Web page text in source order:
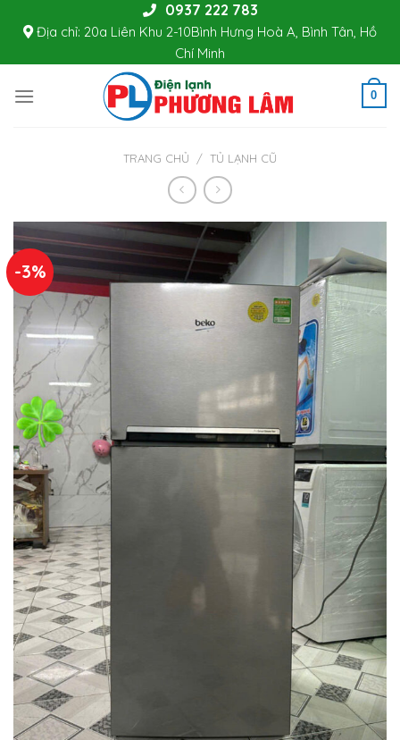
0937 222 783
Địa chỉ: 20a Liên Khu 2-10Bình Hưng Hoà A, Bình Tân, Hồ
Chí Minh
0
TRANG CHỦ / TỦ LẠNH CŨ
-3%